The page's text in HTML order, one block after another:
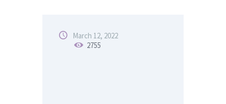
March 12, 2022
2755